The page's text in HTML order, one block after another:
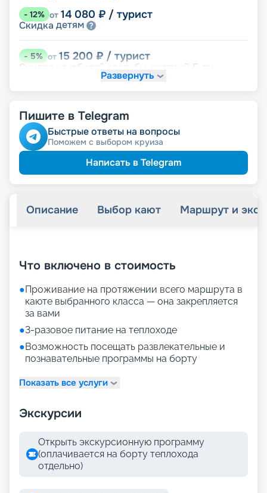
- 12% от 14 080 ₽ / турист
Скидка детям
-5% от 15 200 ₽ / турист
Скидка на юбилей свадьбы, кратный 5-ти
Развернуть
Пишите в Telegram
Быстрые ответы на вопросы
Поможем с выбором круиза
Написать в Telegram
Описание Выбор кают Маршрут и
Что включено в стоимость
●Проживание на протяжении всего маршрута в
каюте выбранного класса — она закрепляется
за вами
●3-разовое питание на теплоходе
●Возможность посещать развлекательные и
познавательные программы на борту
Показать все услуги
Экскурсии
Открыть экскурсионную программу
(оплачивается на борту теплохода
отдельно)